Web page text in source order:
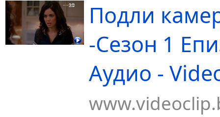
Подли
-Сезон 1
Аудио -